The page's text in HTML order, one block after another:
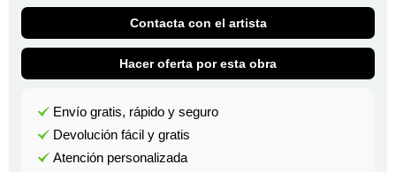
Contacta con el artista
Hacer oferta por esta obra
Envío gratis, rápido y seguro
Devolución fácil y gratis
Atención personalizada